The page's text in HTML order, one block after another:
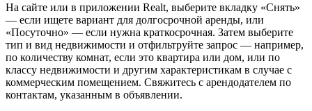
На сайте или в приложении Realt, выберите вкладку «Снять»
— если ищете вариант для долгосрочной аренды, или
«Посуточно» — если нужна краткосрочная. Затем выберите
тип и вид недвижимости и отфильтруйте запрос — например,
по количеству комнат, если это квартира или дом, или по
классу недвижимости и другим характеристикам в случае с
коммерческим помещением. Свяжитесь с арендодателем по
контактам, указанным в объявлении.